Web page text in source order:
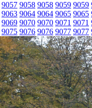
9057 9058 9058 9059 9059
9063 9064 9064 9065 9065
9069 9070 9070 9071 9071
9075 9076 9076 9077 9077